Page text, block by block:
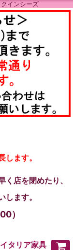
インシーズ
ます。
店を閉めたり、
ます。
）
タリア家具